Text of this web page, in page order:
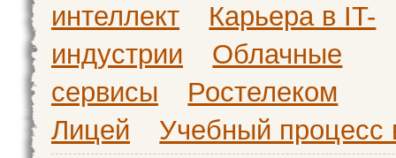
интеллект
Карьера в IT-
индустрии
Облачные
сервисы
Ростелеком
Лицей
Учебный процесс